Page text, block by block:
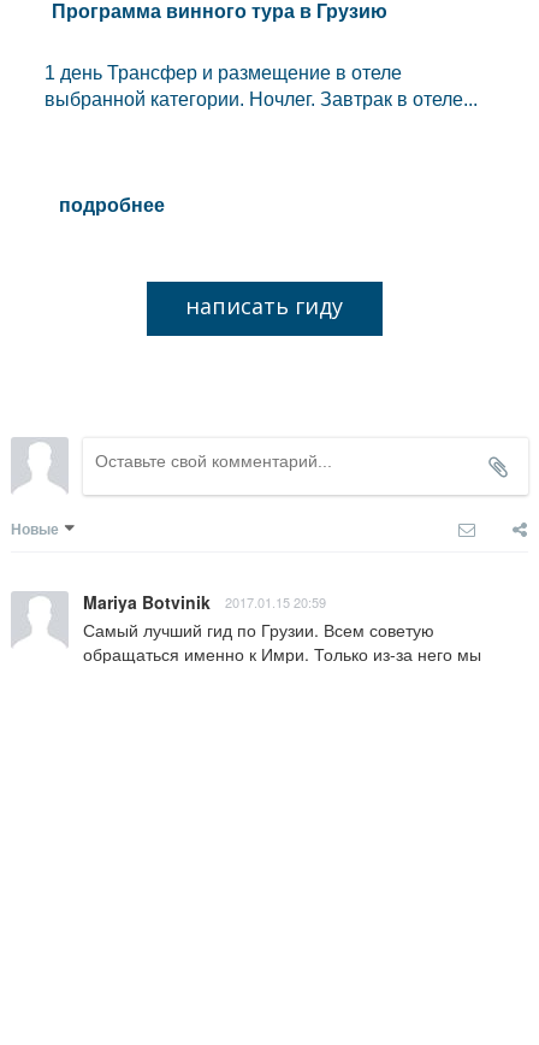
Программа винного тура в Грузию
1 день Трансфер и размещение в отеле
выбранной категории. Ночлег. Завтрак в отеле...
подробнее
написать гиду
Новые
Mariya Botvinik 2017.01.15 20:59
Самый лучший гид по Грузии. Всем советую
обращаться именно к Имри. Только из-за него мы